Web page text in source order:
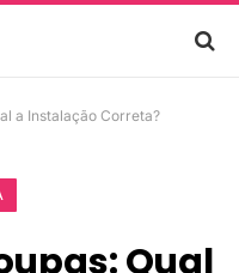
a Instalação Correta?
Qual